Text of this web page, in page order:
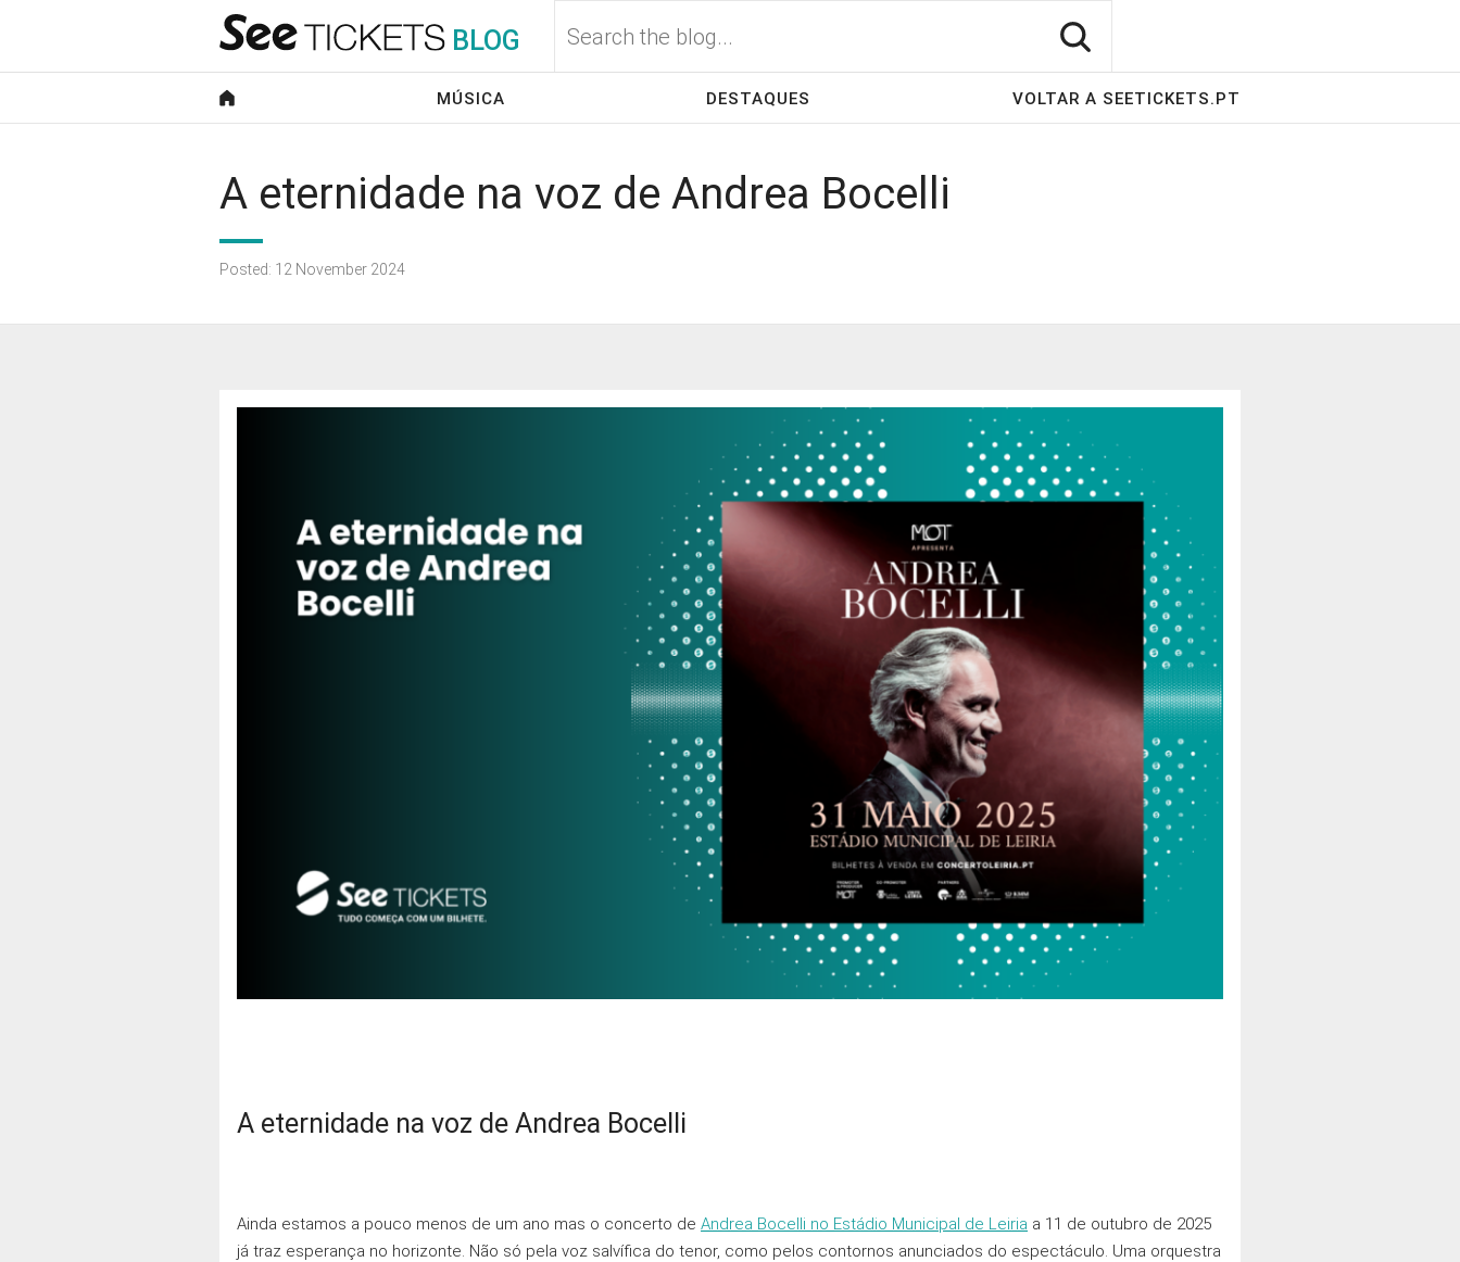
BLOG
MÚSICA DESTAQUES VOLTAR A SEETICKETS.PT
A eternidade na voz de Andrea Bocelli
Posted: 12 November 2024
A eternidade na voz de Andrea Bocelli
Ainda estamos a pouco menos de um ano mas o concerto de Andrea Bocelli no Estádio Municipal de Leiria a 11 de outubro de 2025
já traz esperança no horizonte. Não só pela voz salvífica do tenor, como pelos contornos anunciados do espectáculo. Uma orquestra